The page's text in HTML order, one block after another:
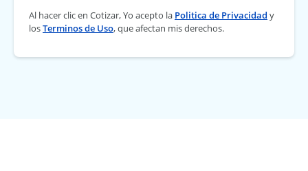
Al hacer clic en Cotizar, Yo acepto la Politica de Privacidad y
losTerminos de Uso, que afectan mis derechos.